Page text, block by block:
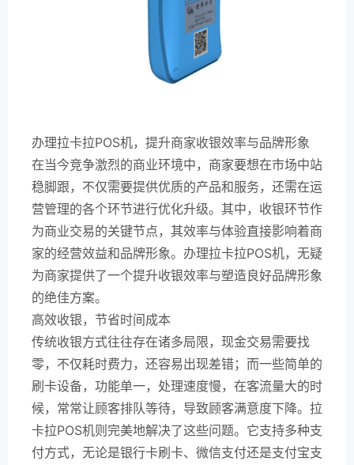
办理拉卡拉POS机，提升商家收银效率与品牌形象
在当今竞争激烈的商业环境中，商家要想在市场中站
稳脚跟，不仅需要提供优质的产品和服务，还需在运
营管理的各个环节进行优化升级。其中，收银环节作
为商业交易的关键节点，其效率与体验直接影响着商
家的经营效益和品牌形象。办理拉卡拉POS机，无疑
为商家提供了一个提升收银效率与塑造良好品牌形象
的绝佳方案。
高效收银，节省时间成本
传统收银方式往往存在诸多局限，现金交易需要找
零，不仅耗时费力，还容易出现差错；而一些简单的
刷卡设备，功能单一，处理速度慢，在客流量大的时
候，常常让顾客排队等待，导致顾客满意度下降。拉
卡拉POS机则完美地解决了这些问题。它支持多种支
付方式，无论是银行卡刷卡、微信支付还是支付宝支